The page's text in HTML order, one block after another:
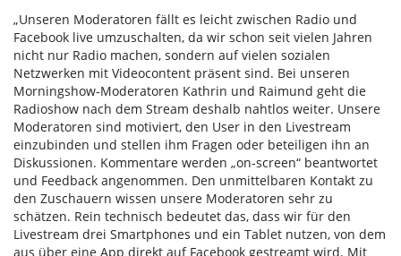
„Unseren Moderatoren fällt es leicht zwischen Radio und
Facebook live umzuschalten, da wir schon seit vielen Jahren
nicht nur Radio machen, sondern auf vielen sozialen
Netzwerken mit Videocontent präsent sind. Bei unseren
Morningshow-Moderatoren Kathrin und Raimund geht die
Radioshow nach dem Stream deshalb nahtlos weiter. Unsere
Moderatoren sind motiviert, den User in den Livestream
einzubinden und stellen ihm Fragen oder beteiligen ihn an
Diskussionen. Kommentare werden „on-screen“ beantwortet
und Feedback angenommen. Den unmittelbaren Kontakt zu
den Zuschauern wissen unsere Moderatoren sehr zu
schätzen. Rein technisch bedeutet das, dass wir für den
Livestream drei Smartphones und ein Tablet nutzen, von dem
aus über eine App direkt auf Facebook gestreamt wird. Mit